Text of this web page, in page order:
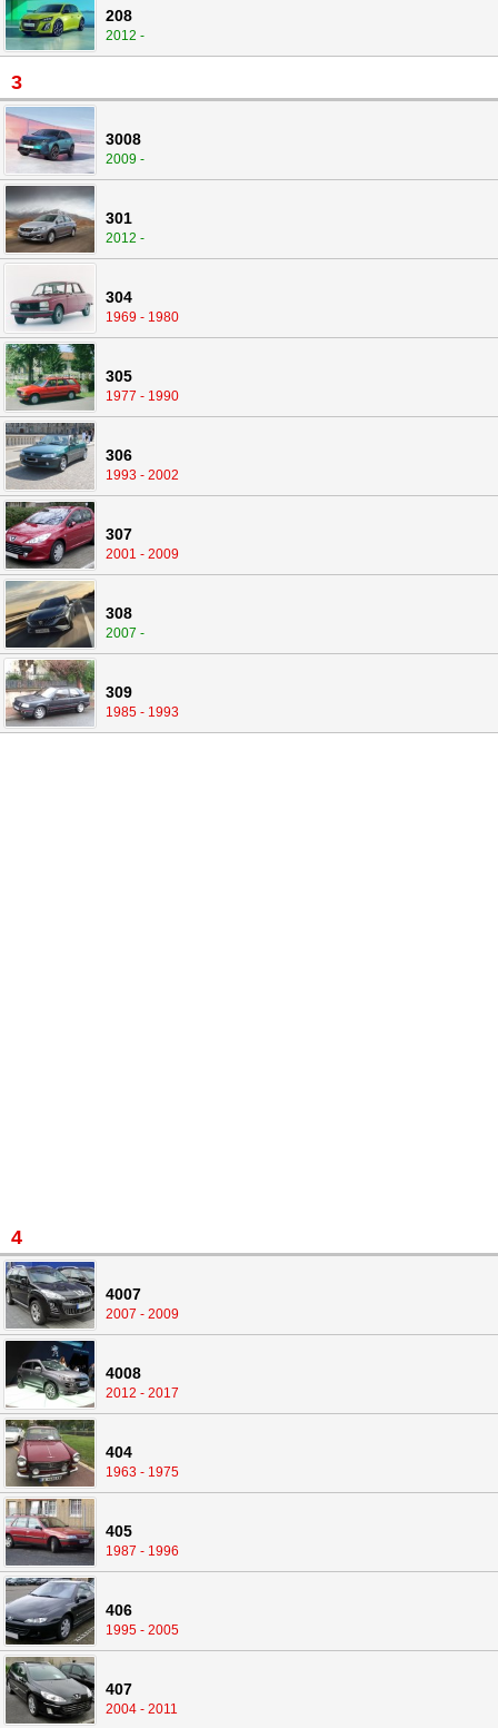
208
2012 -
3
3008
2009 -
301
2012 -
304
1969 - 1980
305
1977 - 1990
306
1993 - 2002
307
2001 - 2009
308
2007 -
309
1985 - 1993
4
4007
2007 - 2009
4008
2012 - 2017
404
1963 - 1975
405
1987 - 1996
406
1995 - 2005
407
2004 - 2011